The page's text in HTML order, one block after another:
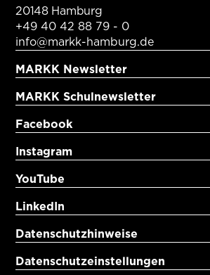
20148 Hamburg
+49 40 42 88 79 - 0
info@markk-hamburg.de
MARKK Newsletter
MARKK Schulnewsletter
Facebook
Instagram
YouTube
LinkedIn
Datenschutzhinweise
Datenschutzeinstellungen